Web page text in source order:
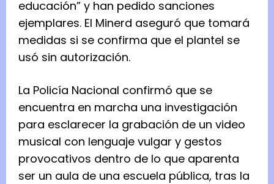
educación” y han pedido sanciones
ejemplares. El Minerd aseguró que tomará
medidas si se confirma que el plantel se
usó sin autorización.
La Policía Nacional confirmó que se
encuentra en marcha una investigación
para esclarecer la grabación de un video
musical con lenguaje vulgar y gestos
provocativos dentro de lo que aparenta
ser un aula de una escuela pública, tras la